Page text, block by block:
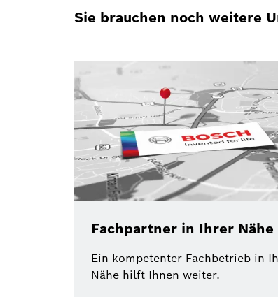
Sie brauchen noch weitere
Fachpartner in Ihrer Nähe
Ein kompetenter Fachbetrieb in
Nähe hilft Ihnen weiter.